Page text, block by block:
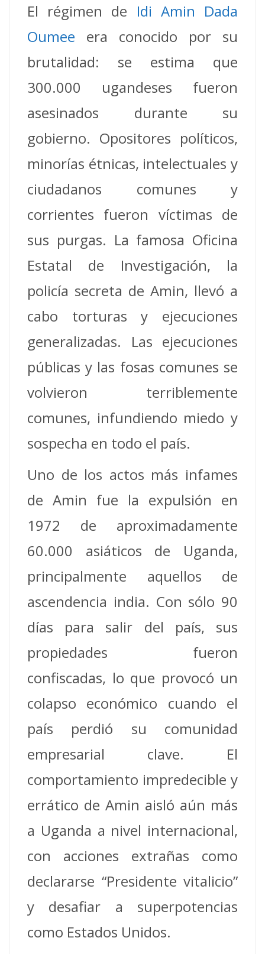
El régimen de Idi Amin Dada
Oumee era conocido por su
brutalidad: se estima que
300.000 ugandeses fueron
asesinados durante su
gobierno. Opositores políticos,
minorías étnicas, intelectuales y
ciudadanos comunes y
corrientes fueron víctimas de
sus purgas. La famosa Oficina
Estatal de Investigación, la
policía secreta de Amin, llevó a
cabo torturas y ejecuciones
generalizadas. Las ejecuciones
públicas y las fosas comunes se
volvieron terriblemente
comunes, infundiendo miedo y
sospecha en todo el país.
Uno de los actos más infames
de Amin fue la expulsión en
1972 de aproximadamente
60.000 asiáticos de Uganda,
principalmente aquellos de
ascendencia india. Con sólo 90
días para salir del país, sus
propiedades fueron
confiscadas, lo que provocó un
colapso económico cuando el
país perdió su comunidad
empresarial clave. El
comportamiento impredecible y
errático de Amin aisló aún más
a Uganda a nivel internacional,
con acciones extrañas como
declararse “Presidente vitalicio”
y desafiar a superpotencias
como Estados Unidos.